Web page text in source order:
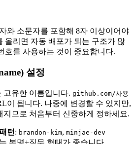
와 소문자를 포함해 8자 이상이어야
올리면 자동 배포가 되는 구조가 많
호를 사용하는 것이 중요합니다.
설정
고유한 이름입니다. github.com/사용
이 됩니다. 나중에 변경할 수 있지만,
므로 처음부터 신중하게 정하세요.
턴 : brandon-kim, minjae-dev
본명+직무 형태가 좋습니다.